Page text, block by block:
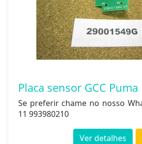
Placa sensor GCC Puma
Se preferir chame no nosso
11 993980210
Ver detalhes